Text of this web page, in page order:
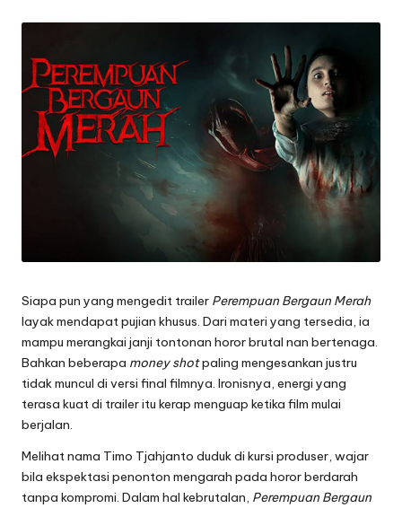
Siapa pun yang mengedit trailer Perempuan Bergaun Merah
layak mendapat pujian khusus. Dari materi yang tersedia, ia
mampu merangkai janji tontonan horor brutal nan bertenaga.
Bahkan beberapa money shotpaling mengesankan justru
tidak muncul di versi final filmnya. Ironisnya, energi yang
terasa kuat di trailer itu kerap menguap ketika film mulai
berjalan.
Melihat nama Timo Tjahjanto duduk di kursi produser, wajar
bila ekspektasi penonton mengarah pada horor berdarah
tanpa kompromi. Dalam hal kebrutalan, Perempuan Bergaun